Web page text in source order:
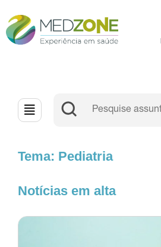
Tema: Pediatria
Notícias em alta